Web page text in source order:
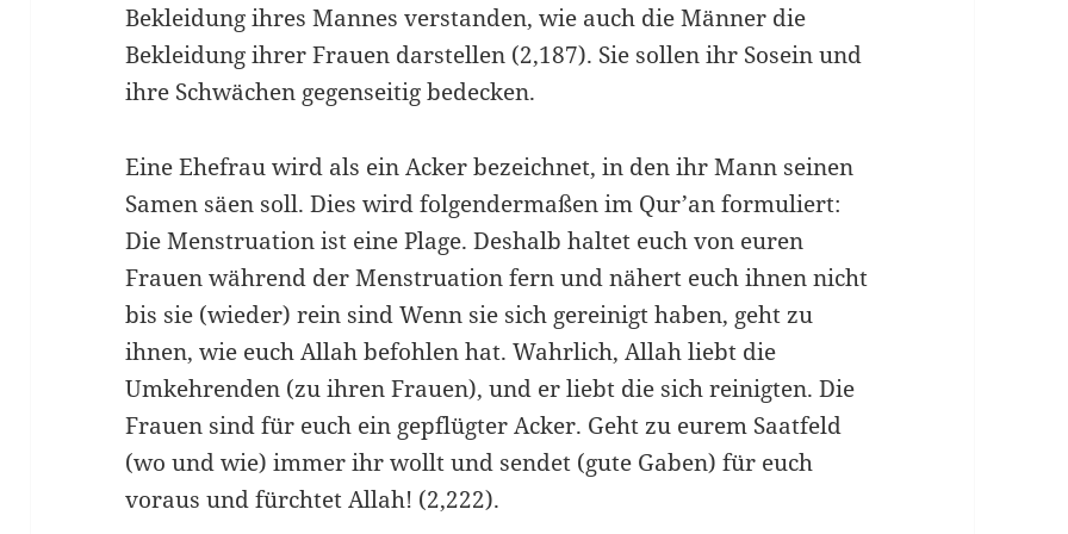
Bekleidung ihres Mannes verstanden, wie auch die Männer die
Bekleidung ihrer Frauen darstellen (2,187). Sie sollen ihr Sosein und
ihre Schwächen gegenseitig bedecken.
Eine Ehefrau wird als ein Acker bezeichnet, in den ihr Mann seinen
Samen säen soll. Dies wird folgendermaßen im Qur’an formuliert:
Die Menstruation ist eine Plage. Deshalb haltet euch von euren
Frauen während der Menstruation fern und nähert euch ihnen nicht
bis sie (wieder) rein sind Wenn sie sich gereinigt haben, geht zu
ihnen, wie euch Allah befohlen hat. Wahrlich, Allah liebt die
Umkehrenden (zu ihren Frauen), und er liebt die sich reinigten. Die
Frauen sind für euch ein gepflügter Acker. Geht zu eurem Saatfeld
(wo und wie) immer ihr wollt und sendet (gute Gaben) für euch
voraus und fürchtet Allah! (2,222).